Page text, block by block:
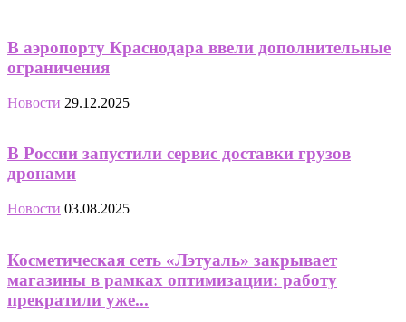
В аэропорту Краснодара ввели дополнительные
ограничения
Новости 29.12.2025
В России запустили сервис доставки грузов
дронами
Новости 03.08.2025
Косметическая сеть «Лэтуаль» закрывает
магазины в рамках оптимизации: работу
прекратили уже...